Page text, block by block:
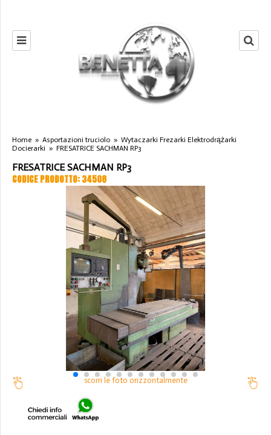
Home » Asportazioni truciolo » Wytaczarki Frezarki Elektrodrążarki
Docierarki » FRESATRICE SACHMAN RP3
FRESATRICE SACHMAN RP3
CODICE PRODOTTO: 34508
scorri le foto orizzontalmente